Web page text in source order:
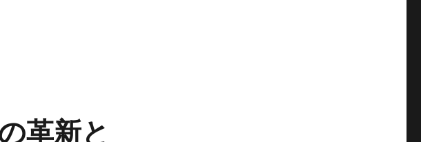
でもチャレンジできる文房具フリクションが拓く新しい書く自由” の
革新と